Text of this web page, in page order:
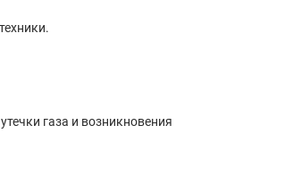
газа и возникновения